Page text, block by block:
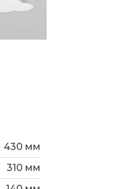
430 мм
310 мм